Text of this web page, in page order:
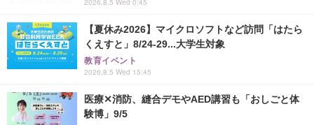
2026.8.5 Wed 0:45
【夏休み2026】マイクロソフトなど訪問「はたら
くえすと」8/24-29...大学生対象
教育イベント
2026.8.5 Wed 15:45
医療✕消防、縫合デモやAED講習も「おしごと体
験博」9/5